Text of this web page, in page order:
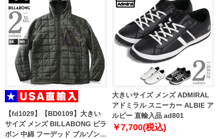
【fd1029】【BD0109】大きい
サイズ メンズ BILLABONG ビラ
ボン 中綿 フーデッド ブルゾン
大きいサイズ メンズ ADMIRAL
アドミラル スニーカー ALBIE ア
ルビー 直輸入品 ad801
￥7,700(税込)